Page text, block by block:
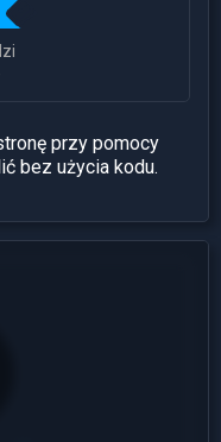
przy pomocy
bez użycia kodu.